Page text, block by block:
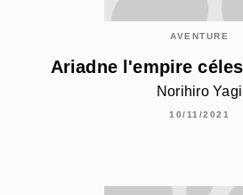
AVENTURE
Ariadne l'empire
Norihiro Yagi
10/11/2021